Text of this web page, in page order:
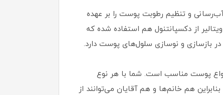
و تنظیم رطوبت پوست را بر عهده
از دکسپانتنول هم استفاده شده که
بازسازی و نوسازی سلول‌های پوست دارد.
انواع پوست مناسب است. شما با هر نوع
هم خانم‌ها و هم آقایان می‌توانند از